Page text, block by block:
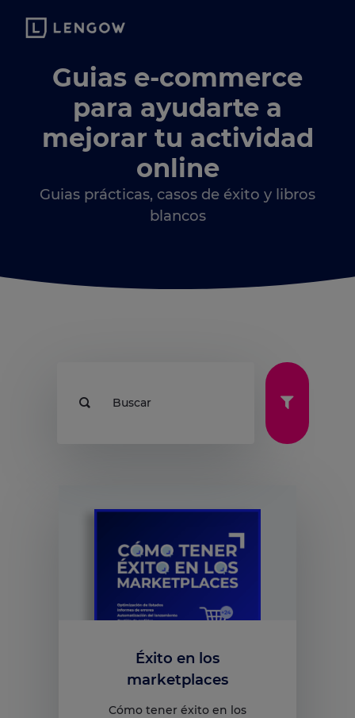
Guias e-commerce
para ayudarte a
mejorar tu actividad
online
Guias prácticas, casos de éxito y libros
blancos
Éxito en los
marketplaces
Cómo tener éxito en los
Buscar